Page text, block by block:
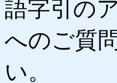
語字引の
へのご質
い。